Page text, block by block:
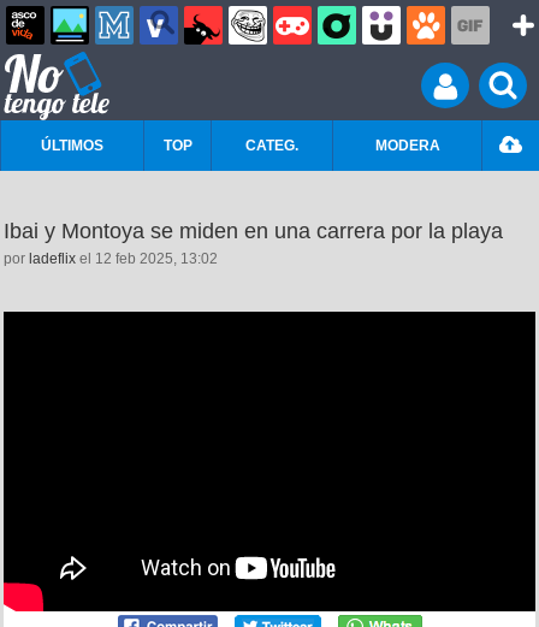
ÚLTIMOS TOP CATEG. MODERA
Ibai y Montoya se miden en una carrera por la playa
por ladeflix el 12 feb 2025, 13:02